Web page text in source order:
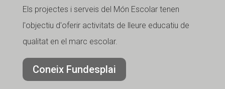
Els projectes i serveis del Món Escolar tenen
l'objectiu d'oferir activitats de lleure educatiu de
qualitat en el marc escolar.
Coneix Fundesplai